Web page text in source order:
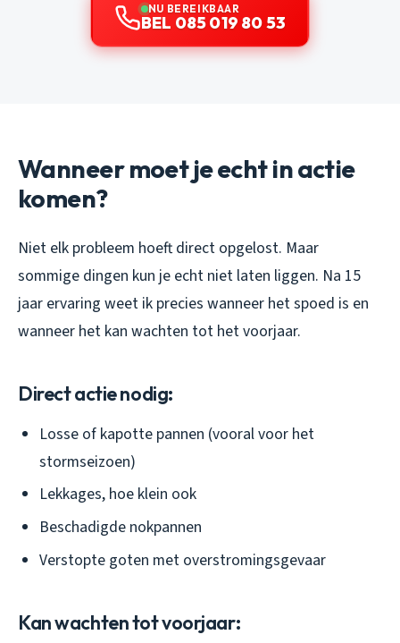
NU BEREIKBAAR
BEL 085 019 80 53
Wanneer moet je echt in actie
komen?
Niet elk probleem hoeft direct opgelost. Maar
sommige dingen kun je echt niet laten liggen. Na 15
jaar ervaring weet ik precies wanneer het spoed is en
wanneer het kan wachten tot het voorjaar.
Direct actie nodig:
Losse of kapotte pannen (vooral voor het
stormseizoen)
Lekkages, hoe klein ook
Beschadigde nokpannen
Verstopte goten met overstromingsgevaar
Kan wachten tot voorjaar: